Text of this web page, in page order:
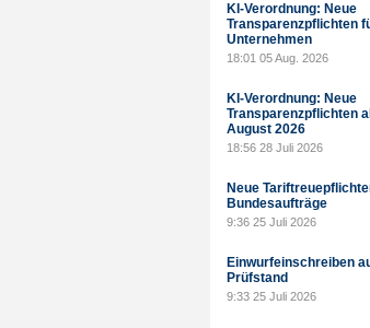
KI-Verordnung: Neue
Transparenzpflichten
Unternehmen
18:01 05 Aug. 2026
KI-Verordnung: Neue
Transparenzpflichten
August 2026
18:56 28 Juli 2026
Neue
Bundesaufträge
9:36 25 Juli 2026
Einwurfeinschreiben
Prüfstand
9:33 25 Juli 2026